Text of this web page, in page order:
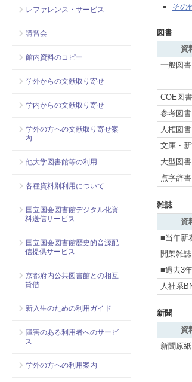
その
図書
資
一般図書
COE図書
参考図書
人権図書
文庫・
大型図書
点字辞書
雑誌
資
■当年新
開架雑誌
■過去3
人社系
新聞
資
新聞原紙
レファレンス・サービス
講習会
館内資料のコピー
学外からの文献取り寄せ
学内からの文献取り寄せ
学外の方への文献取り寄せ案
内
他大学図書館等の利用
各種資料別利用について
国立国会図書館デジタル化資
料送信サービス
国立国会図書館歴史的音源配
信提供サービス
京都府内公共図書館との相互
貸借
新入生のための利用ガイド
障害のある利用者へのサービ
ス
学外の方への利用案内